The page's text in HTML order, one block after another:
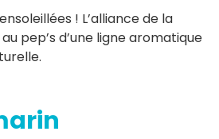
! L’alliance de la
pep’s d’une ligne aromatique